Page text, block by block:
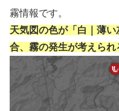
霧情報です。
天気図の色が「白｜薄
合、霧の発生が考えられ